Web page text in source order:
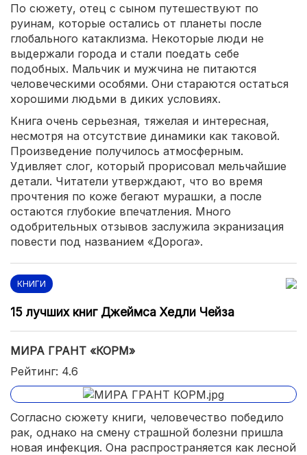
По сюжету, отец с сыном путешествуют по
руинам, которые остались от планеты после
глобального катаклизма. Некоторые люди не
выдержали города и стали поедать себе
подобных. Мальчик и мужчина не питаются
человеческими особями. Они стараются остаться
хорошими людьми в диких условиях.
Книга очень серьезная, тяжелая и интересная,
несмотря на отсутствие динамики как таковой.
Произведение получилось атмосферным.
Удивляет слог, который прорисовал мельчайшие
детали. Читатели утверждают, что во время
прочтения по коже бегают мурашки, а после
остаются глубокие впечатления. Много
одобрительных отзывов заслужила экранизация
повести под названием «Дорога».
КНИГИ
15 лучших книг Джеймса Хедли Чейза
МИРА ГРАНТ «КОРМ»
Рейтинг: 4.6
Согласно сюжету книги, человечество победило
рак, однако на смену страшной болезни пришла
новая инфекция. Она распространяется как лесной